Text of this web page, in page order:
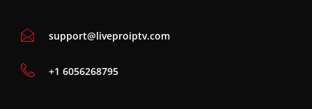
support@liveproiptv.com
‪+1 6056268795